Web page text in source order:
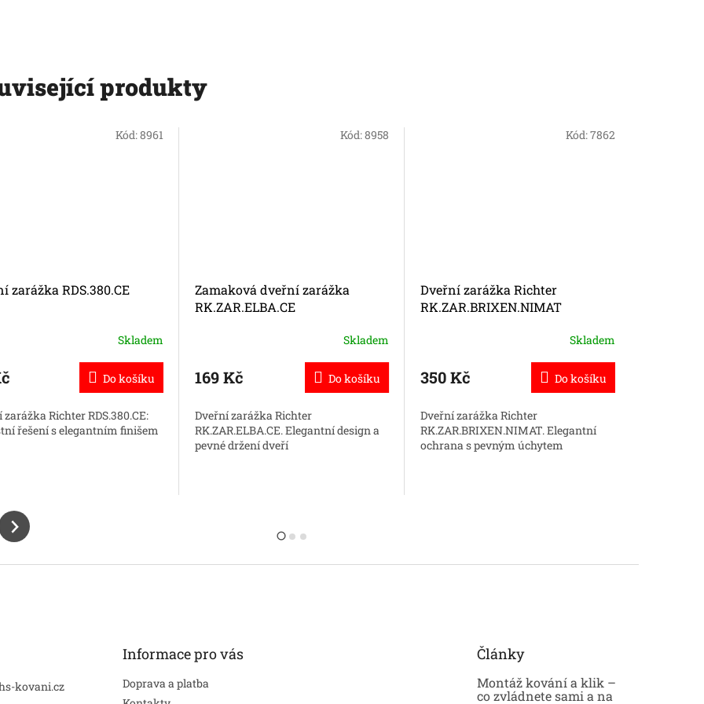
produkty
zarážka RDS.380.CE
Skladem
Do košíku
zarážka Richter RDS.380.CE:
řešení s elegantním finišem
Kód:8961
Zamaková dveřní zarážka
RK.ZAR.ELBA.CE
Skladem
169 Kč Do košíku
Dveřní zarážka Richter
RK.ZAR.ELBA.CE. Elegantní design a
pevné držení dveří
Kód:8958
Dveřní zarážka Richter
RK.ZAR.BRIXEN.NIMAT
Skladem
350 Kč Do košíku
Dveřní zarážka Richter
RK.ZAR.BRIXEN.NIMAT. Elegantní
ochrana s pevným úchytem
Kód:7862
kovani.cz
Informace pro vás
Doprava a platba
Články
Montáž kování a klik –
co zvládnete sami a na